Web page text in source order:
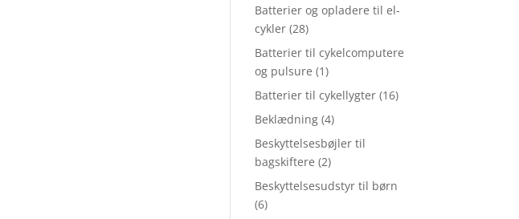
Batterier og opladere til el-
cykler (28)
Batterier til cykelcomputere
og pulsure (1)
Batterier til cykellygter (16)
Beklædning (4)
Beskyttelsesbøjler til
bagskiftere (2)
Beskyttelsesudstyr til børn
(6)